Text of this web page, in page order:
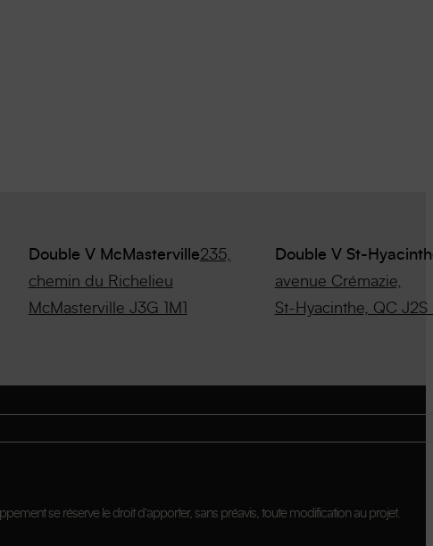
Double V McMasterville235,
chemin du Richelieu
McMasterville J3G 1M1
Double V St-
avenue Crémazie,
St-Hyacinthe, QC J2S
se réserve le droit d’apporter, sans préavis, toute modification au projet.